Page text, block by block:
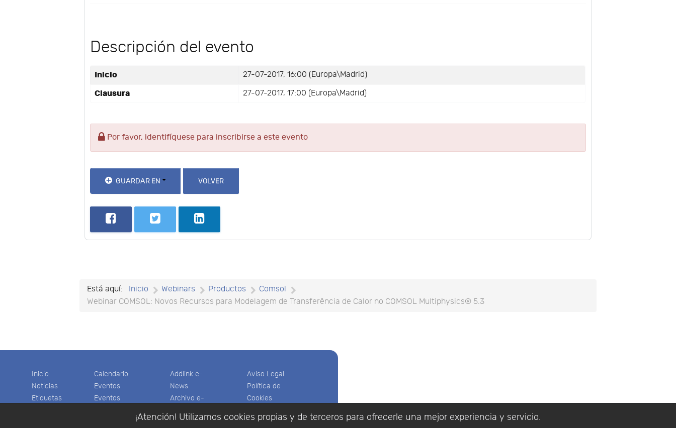
¡Atención! Utilizamos cookies propias y de terceros para ofrecerle una mejor experiencia y servicio.
Descripción del evento
Inicio 27-07-2017, 16:00 (Europa\Madrid)
Clausura 27-07-2017, 17:00 (Europa\Madrid)
Por favor, identifíquese para inscribirse a este evento
GUARDAR EN VOLVER
Está aquí: Inicio Webinars Productos
Comsol
Webinar COMSOL: Novos Recursos para Modelagem de Transferência de Calor no COMSOL Multiphysics® 5.3
Inicio
Noticias
Etiquetas
Calendario
Eventos
Eventos
Colaboradores
Addlink e-
News
Archivo e-
Software
Aviso Legal
Política de
Cookies
Privacidad